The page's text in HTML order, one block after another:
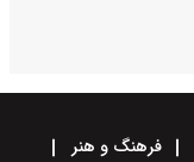
فرهنگ و هنر